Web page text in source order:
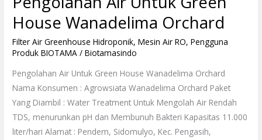
House Wanadelima Orchard
Filter Air Greenhouse Hidroponik,Mesin Air RO,Pengguna
Produk BIOTAMA /Biotamasindo
Pengolahan Air Untuk Green House Wanadelima Orchard
Nama Konsumen : Agrowsiata Wanadelima Orchard Paket
Yang Diambil : Water Treatment Untuk Mengolah Air Rendah
TDS, menurunkan pH dan Membunuh Bakteri Kapasitas 11.000
liter/hari Alamat : Pendem, Sidomulyo, Kec. Pengasih,